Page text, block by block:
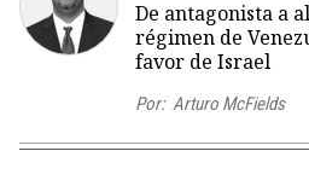
De antagonista a
régimen de
favor de Israel
Por: Arturo McFields